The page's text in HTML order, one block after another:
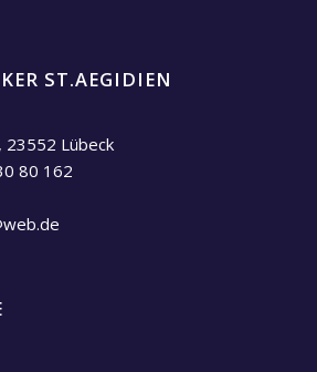
ST.AEGIDIEN
23552 Lübeck
80 162